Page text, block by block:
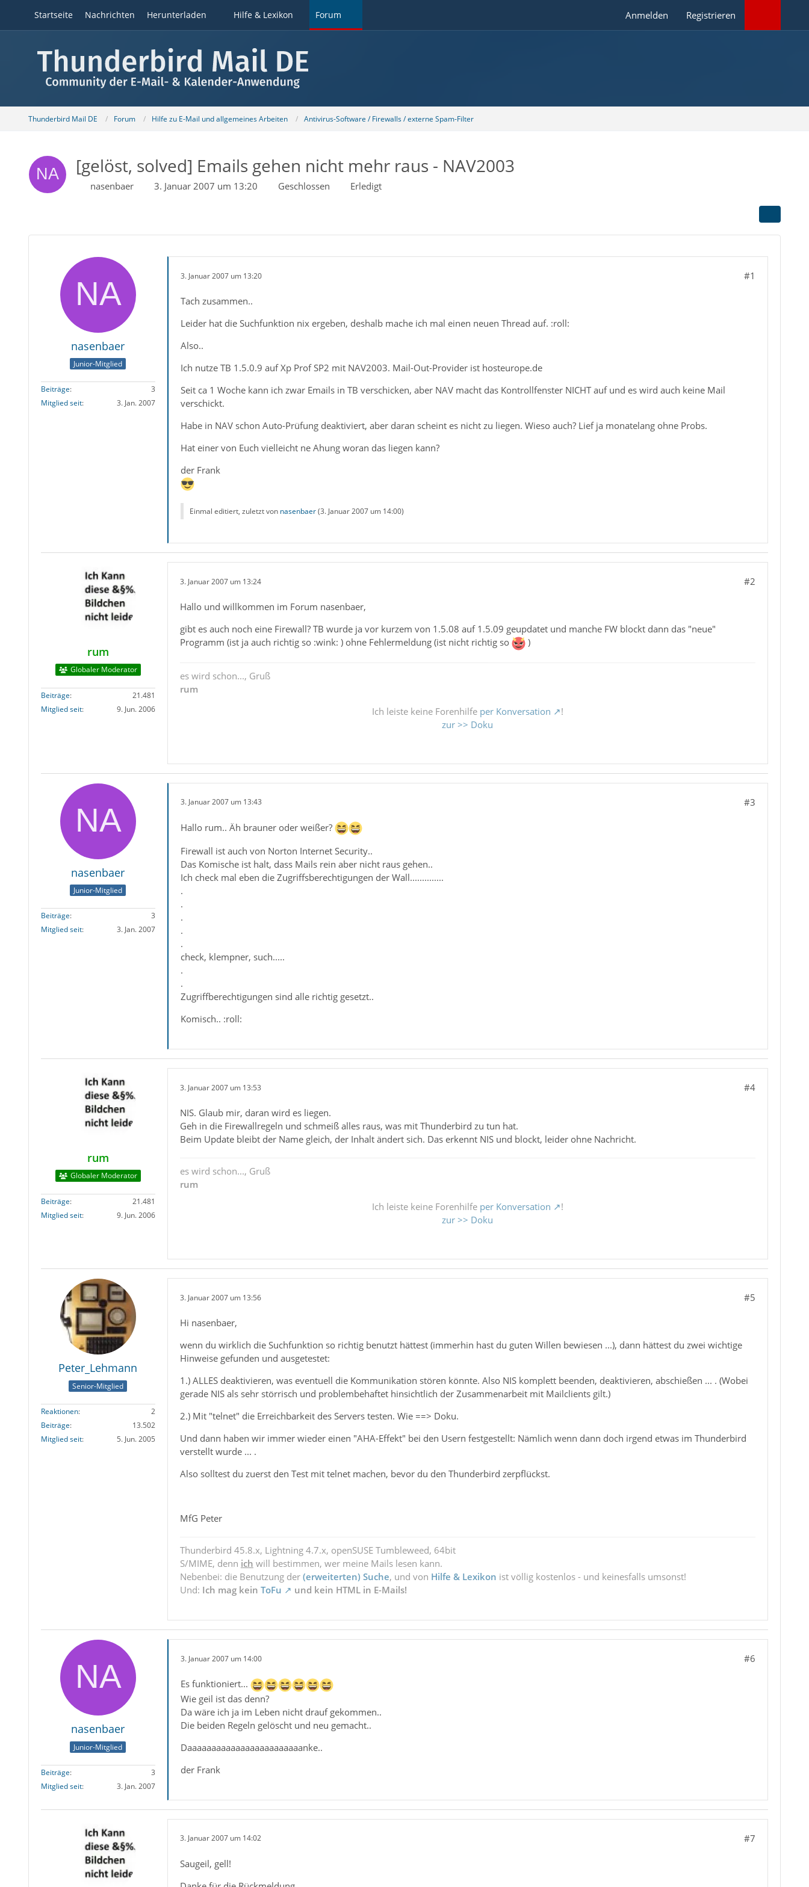
Startseite Nachrichten Herunterladen Hilfe & Lexikon Forum Anmelden Registrieren
Thunderbird Mail DE Forum Hilfe zu E-Mail und allgemeines Arbeiten Antivirus-Software / Firewalls / externe Spam-Filter
[gelöst, solved] Emails gehen nicht mehr raus - NAV2003
nasenbaer 3. Januar 2007 um 13:20 Geschlossen Erledigt
nasenbaer
Junior-Mitglied
Beiträge
3
Mitglied seit
3. Jan. 2007
3. Januar 2007 um 13:20 #1
Tach zusammen..
Leider hat die Suchfunktion nix ergeben, deshalb mache ich mal einen neuen Thread auf. :roll:
Also..
Ich nutze TB 1.5.0.9 auf Xp Prof SP2 mit NAV2003. Mail-Out-Provider ist hosteurope.de
Seit ca 1 Woche kann ich zwar Emails in TB verschicken, aber NAV macht das Kontrollfenster NICHT auf und es wird auch keine Mail
verschickt.
Habe in NAV schon Auto-Prüfung deaktiviert, aber daran scheint es nicht zu liegen. Wieso auch? Lief ja monatelang ohne Probs.
Hat einer von Euch vielleicht ne Ahung woran das liegen kann?
der Frank
Einmal editiert, zuletzt von nasenbaer(3. Januar 2007 um 14:00)
rum
Globaler Moderator
Beiträge
21.481
Mitglied seit
9. Jun. 2006
3. Januar 2007 um 13:24 #2
Hallo und willkommen im Forum nasenbaer,
gibt es auch noch eine Firewall? TB wurde ja vor kurzem von 1.5.08 auf 1.5.09 geupdatet und manche FW blockt dann das "neue"
Programm (ist ja auch richtig so :wink: ) ohne Fehlermeldung (ist nicht richtig so
)
es wird schon..., Gruß
rum
Ich leiste keine Forenhilfe per Konversation
!
zur >> Doku
nasenbaer
Junior-Mitglied
Beiträge
3
Mitglied seit
3. Jan. 2007
3. Januar 2007 um 13:43 #3
Hallo rum.. Äh brauner oder weißer?
Firewall ist auch von Norton Internet Security..
Das Komische ist halt, dass Mails rein aber nicht raus gehen..
Ich check mal eben die Zugriffsberechtigungen der Wall..............
.
.
.
.
.
check, klempner, such.....
.
.
Zugriffberechtigungen sind alle richtig gesetzt..
Komisch.. :roll:
rum
Globaler Moderator
Beiträge
21.481
Mitglied seit
9. Jun. 2006
3. Januar 2007 um 13:53 #4
NIS. Glaub mir, daran wird es liegen.
Geh in die Firewallregeln und schmeiß alles raus, was mit Thunderbird zu tun hat.
Beim Update bleibt der Name gleich, der Inhalt ändert sich. Das erkennt NIS und blockt, leider ohne Nachricht.
es wird schon..., Gruß
rum
Ich leiste keine Forenhilfe per Konversation
!
zur >> Doku
Peter_Lehmann
Senior-Mitglied
Reaktionen
2
Beiträge
13.502
Mitglied seit
5. Jun. 2005
3. Januar 2007 um 13:56 #5
Hi nasenbaer,
wenn du wirklich die Suchfunktion so richtig benutzt hättest (immerhin hast du guten Willen bewiesen ...), dann hättest du zwei wichtige
Hinweise gefunden und ausgetestet:
1.) ALLES deaktivieren, was eventuell die Kommunikation stören könnte. Also NIS komplett beenden, deaktivieren, abschießen ... . (Wobei
gerade NIS als sehr störrisch und problembehaftet hinsichtlich der Zusammenarbeit mit Mailclients gilt.)
2.) Mit "telnet" die Erreichbarkeit des Servers testen. Wie ==> Doku.
Und dann haben wir immer wieder einen "AHA-Effekt" bei den Usern festgestellt: Nämlich wenn dann doch irgend etwas im Thunderbird
verstellt wurde ... .
Also solltest du zuerst den Test mit telnet machen, bevor du den Thunderbird zerpflückst.
MfG Peter
Thunderbird 45.8.x, Lightning 4.7.x, openSUSE Tumbleweed, 64bit
S/MIME, denn ich will bestimmen, wer meine Mails lesen kann.
Nebenbei: die Benutzung der (erweiterten) Suche, und von Hilfe & Lexikon ist völlig kostenlos - und keinesfalls umsonst!
Und: Ich mag kein ToFu und kein HTML in E-Mails!
nasenbaer
Junior-Mitglied
Beiträge
3
Mitglied seit
3. Jan. 2007
3. Januar 2007 um 14:00 #6
Es funktioniert...
Wie geil ist das denn?
Da wäre ich ja im Leben nicht drauf gekommen..
Die beiden Regeln gelöscht und neu gemacht..
Daaaaaaaaaaaaaaaaaaaaaaaanke..
der Frank
3. Januar 2007 um 14:02 #7
Saugeil, gell!